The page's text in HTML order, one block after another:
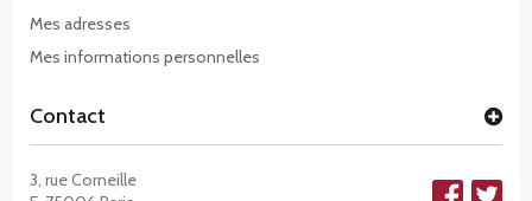
Mes adresses
Mes informations personnelles
Contact
3, rue Corneille